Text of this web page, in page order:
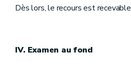
Dès lors, le recours est
IV. Examen au fond